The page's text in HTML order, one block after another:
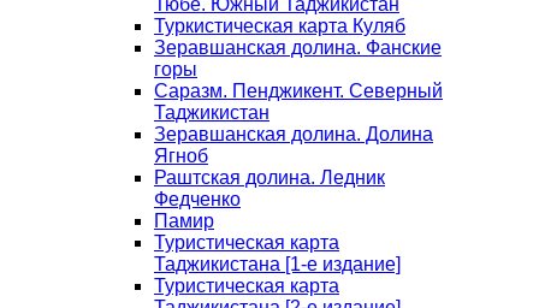
Туркистическая карта Куляб
Зеравшанская долина. Фанские
горы
Саразм. Пенджикент. Северный
Таджикистан
Зеравшанская долина. Долина
Ягноб
Раштская долина. Ледник
Федченко
Памир
Туристическая карта
Таджикистана [1-е издание]
Туристическая карта